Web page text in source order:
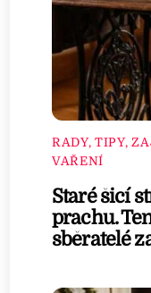
RADY, TIPY,
VAŘENÍ
Staré šicí
prachu.
sběratelé